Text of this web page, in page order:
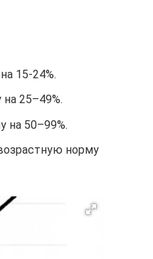
15-24%.
25–49%.
на 50–99%.
норму